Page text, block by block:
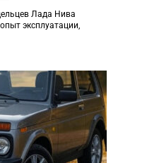
Лада Нива
эксплуатации,